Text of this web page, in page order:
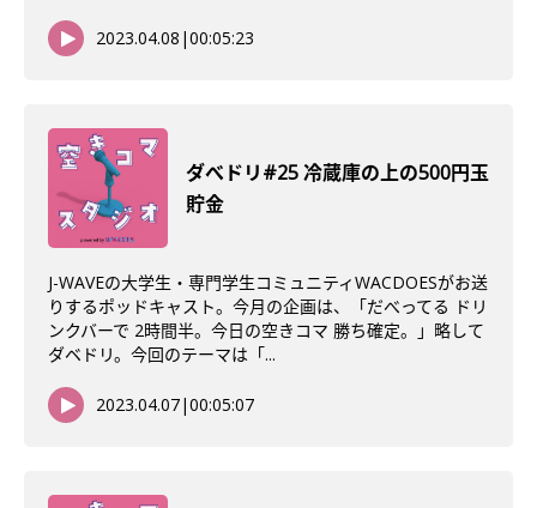
2023.04.08 |00:05:23
ダべドリ#25 冷蔵庫の上の500円玉
貯金
J-WAVEの大学生・専門学生コミュニティWACDOESがお送
りするポッドキャスト。今月の企画は、「だべってる ドリ
ンクバーで 2時間半。今日の空きコマ 勝ち確定。」略して
ダベドリ。今回のテーマは「...
2023.04.07|00:05:07